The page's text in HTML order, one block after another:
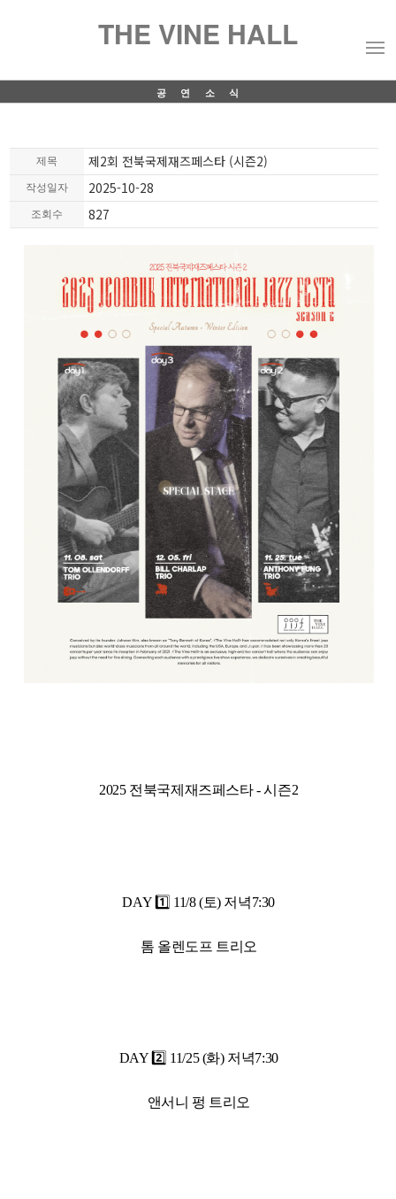
THE VINE HALL
공연소식
제목 제2회 전북국제재즈페스타 (시즌2)
작성일자 2025-10-28
조회수 827
2025 전북국제재즈페스타 - 시즌2
DAY 1️⃣ 11/8 (토) 저녁7:30
톰 올렌도프 트리오
DAY 2️⃣ 11/25 (화) 저녁7:30
앤서니 펑 트리오